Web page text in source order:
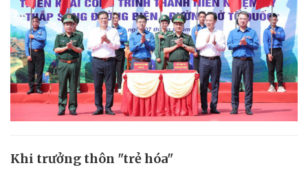
Khi trưởng thôn "trẻ hóa"